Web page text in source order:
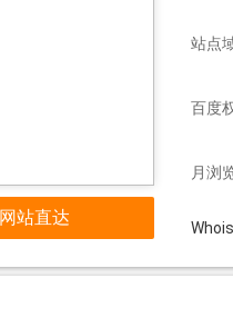
站点
百度
月浏
网站直达